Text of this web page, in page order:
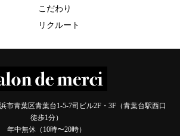
こだわり
リクルート
市青葉区青葉台1-5-7司ビル2F・3F（青葉台駅西口
徒歩1分）
年中無休（10時〜20時）